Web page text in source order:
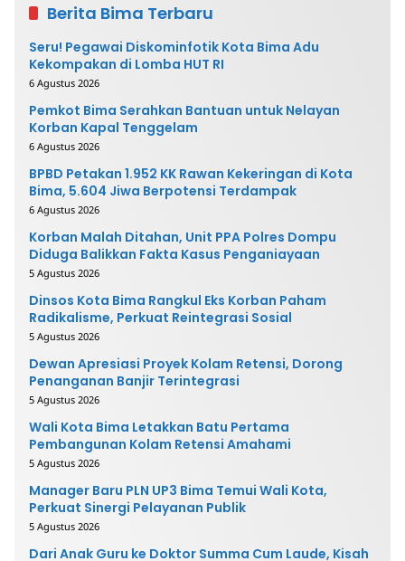
Berita Bima Terbaru
Seru! Pegawai Diskominfotik Kota Bima Adu
Kekompakan di Lomba HUT RI
6 Agustus 2026
Pemkot Bima Serahkan Bantuan untuk Nelayan
Korban Kapal Tenggelam
6 Agustus 2026
BPBD Petakan 1.952 KK Rawan Kekeringan di Kota
Bima, 5.604 Jiwa Berpotensi Terdampak
6 Agustus 2026
Korban Malah Ditahan, Unit PPA Polres Dompu
Diduga Balikkan Fakta Kasus Penganiayaan
5 Agustus 2026
Dinsos Kota Bima Rangkul Eks Korban Paham
Radikalisme, Perkuat Reintegrasi Sosial
5 Agustus 2026
Dewan Apresiasi Proyek Kolam Retensi, Dorong
Penanganan Banjir Terintegrasi
5 Agustus 2026
Wali Kota Bima Letakkan Batu Pertama
Pembangunan Kolam Retensi Amahami
5 Agustus 2026
Manager Baru PLN UP3 Bima Temui Wali Kota,
Perkuat Sinergi Pelayanan Publik
5 Agustus 2026
Dari Anak Guru ke Doktor Summa Cum Laude, Kisah